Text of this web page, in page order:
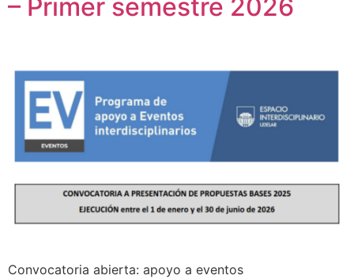
– Primer semestre 2026
Convocatoria abierta: apoyo a eventos